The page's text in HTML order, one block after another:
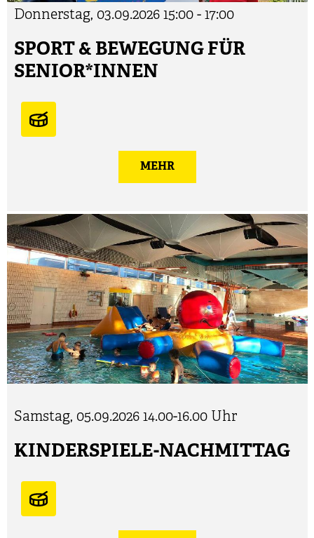
Donnerstag, 03.09.2026 15:00 - 17:00
SPORT & BEWEGUNG FÜR
SENIOR*INNEN
MEHR
Samstag, 05.09.2026 14.00-16.00 Uhr
KINDERSPIELE-NACHMITTAG